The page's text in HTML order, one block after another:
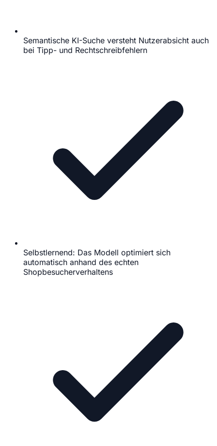
Semantische KI-Suche versteht Nutzerabsicht auch
bei Tipp- und Rechtschreibfehlern
Selbstlernend: Das Modell optimiert sich
automatisch anhand des echten
Shopbesucherverhaltens